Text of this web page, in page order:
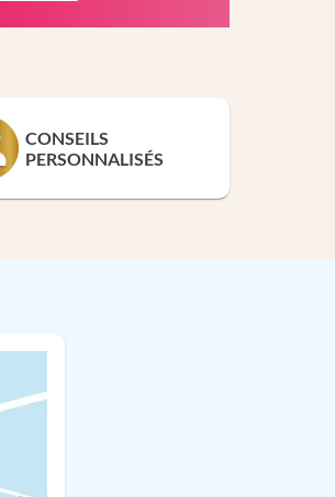
CONSEILS
PERSONNALISÉS